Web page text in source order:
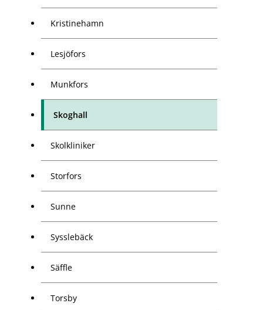
Kristinehamn
Lesjöfors
Munkfors
Skoghall
Skolkliniker
Storfors
Sunne
Sysslebäck
Säffle
Torsby